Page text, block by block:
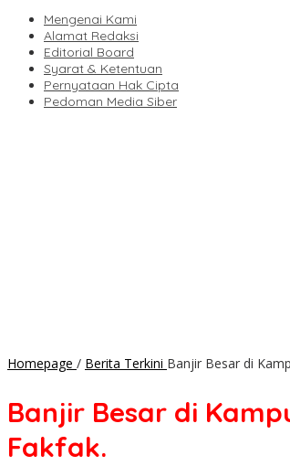
Mengenai Kami
Alamat Redaksi
Editorial Board
Syarat & Ketentuan
Pernyataan Hak Cipta
Pedoman Media Siber
Homepage / Berita Terkini Banjir Besar di
Banjir Besar di
Fakfak.